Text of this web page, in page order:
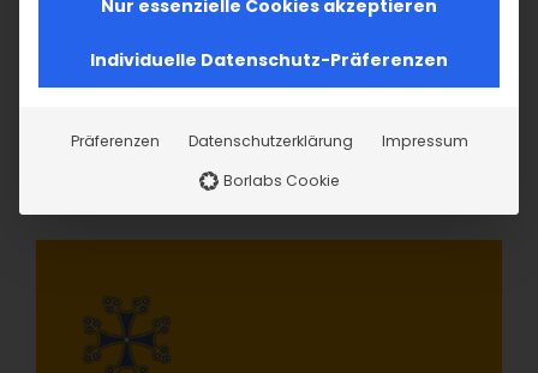
Nur essenzielle Cookies akzeptieren
Individuelle Datenschutz-Präferenzen
Präferenzen Datenschutzerklärung
Impressum
Borlabs Cookie